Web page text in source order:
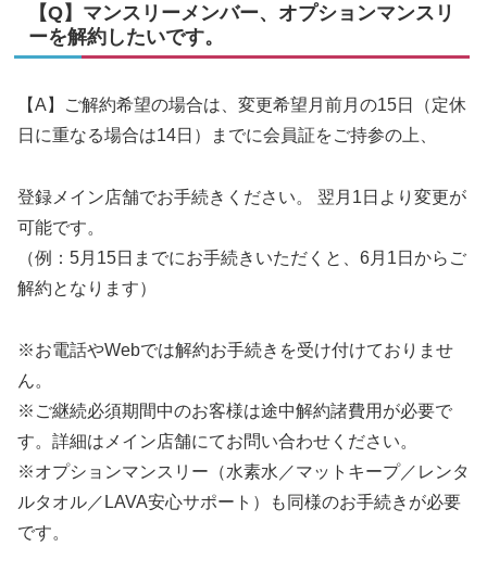
【Q】マンスリーメンバー、オプションマンスリ
ーを解約したいです。
【A】ご解約希望の場合は、変更希望月前月の15日（定休
日に重なる場合は14日）までに会員証をご持参の上、
登録メイン店舗でお手続きください。 翌月1日より変更が
可能です。
（例：5月15日までにお手続きいただくと、6月1日からご
解約となります）
※お電話やWebでは解約お手続きを受け付けておりませ
ん。
※ご継続必須期間中のお客様は途中解約諸費用が必要で
す。詳細はメイン店舗にてお問い合わせください。
※オプションマンスリー（水素水／マットキープ／レンタ
ルタオル／LAVA安心サポート）も同様のお手続きが必要
です。